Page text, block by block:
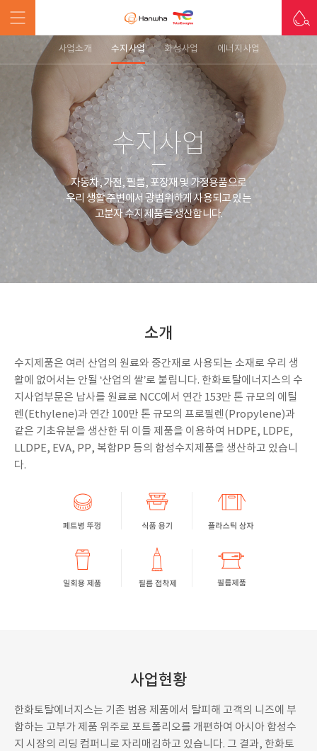
사업소개 수지사업 화성사업 에너지사업
수지사업
자동차, 가전, 필름, 포장재 및 가정용품으로
우리 생활 주변에서 광범위하게 사용되고 있는
고분자 수지 제품을 생산합니다.
소개
수지제품은 여러 산업의 원료와 중간재로 사용되는 소재로 우리 생
활에 없어서는 안될 ‘산업의 쌀’로 불립니다. 한화토탈에너지스의 수
지사업부문은 납사를 원료로 NCC에서 연간 153만 톤 규모의 에틸
렌(Ethylene)과 연간 100만 톤 규모의 프로필렌(Propylene)과
같은 기초유분을 생산한 뒤 이들 제품을 이용하여 HDPE, LDPE,
LLDPE, EVA, PP, 복합PP 등의 합성수지제품을 생산하고 있습니
다.
사업현황
한화토탈에너지스는 기존 범용 제품에서 탈피해 고객의 니즈에 부
합하는 고부가 제품 위주로 포트폴리오를 개편하여 아시아 합성수
지 시장의 리딩 컴퍼니로 자리매김하고 있습니다. 그 결과, 한화토